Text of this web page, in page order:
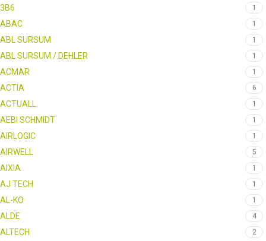
3B6 1
ABAC 1
ABL SURSUM 1
ABL SURSUM / DEHLER 1
ACMAR 1
ACTIA 6
ACTUALL 1
AEBI SCHMIDT 1
AIRLOGIC 1
AIRWELL 5
AIXIA 1
AJ TECH 1
AL-KO 1
ALDE 4
ALTECH 2